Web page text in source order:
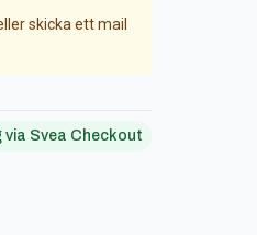
skicka ett mail
via Svea Checkout